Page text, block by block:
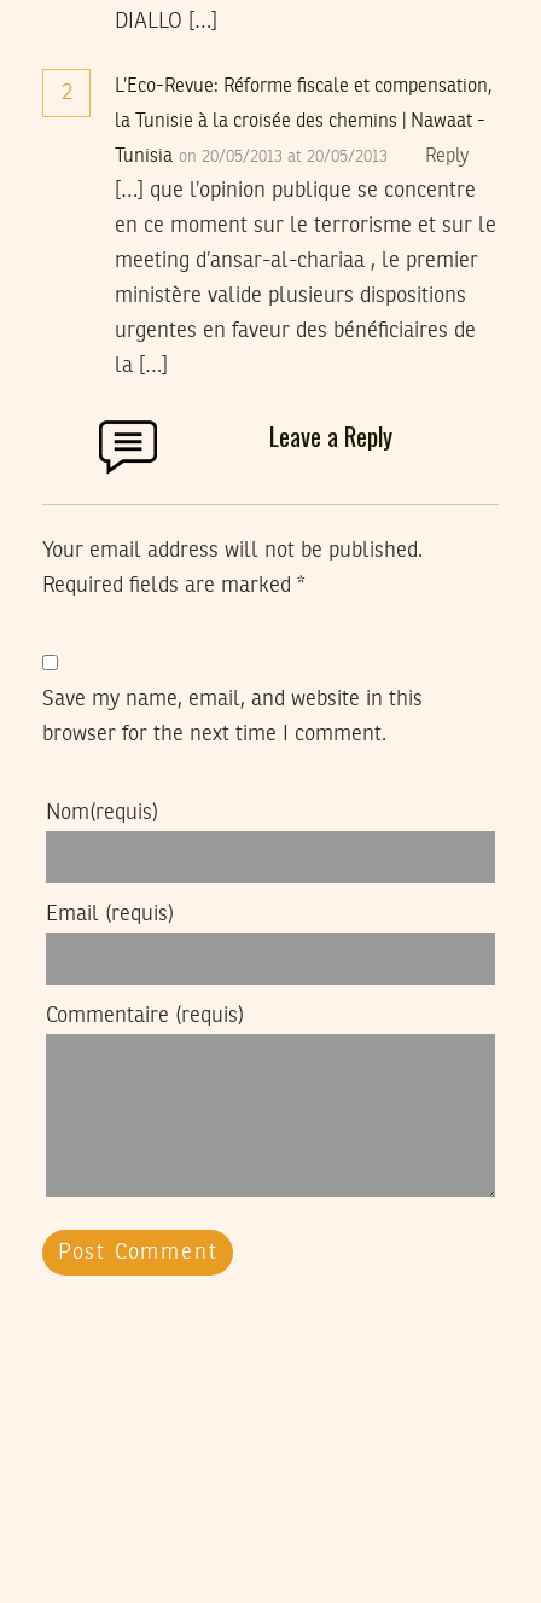
DIALLO […]
2
L’Eco-Revue: Réforme fiscale et compensation,
la Tunisie à la croisée des chemins | Nawaat -
Tunisia on 20/05/2013 at 20/05/2013 Reply
[…] que l’opinion publique se concentre
en ce moment sur le terrorisme et sur le
meeting d’ansar-al-chariaa , le premier
ministère valide plusieurs dispositions
urgentes en faveur des bénéficiaires de
la […]
Leave a Reply
Your email address will not be published.
Required fields are marked *
Save my name, email, and website in this
browser for the next time I comment.
Nom(requis)
Email (requis)
Commentaire (requis)